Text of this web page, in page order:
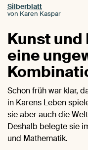
Silberblatt
von Karen Kaspar
Kunst und
eine
Schon früh war klar,
in Karens Leben
sie aber auch die
Deshalb belegte sie
und Mathematik.